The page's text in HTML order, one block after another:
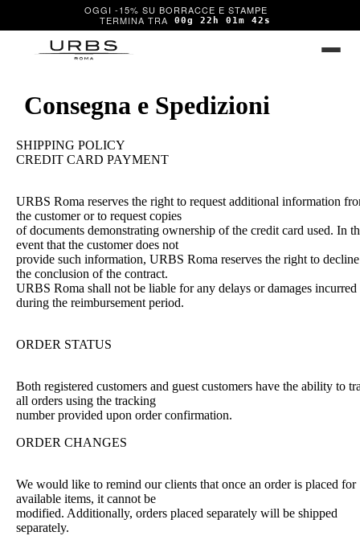
OGGI -15% SU BORRACCE E STAMPE
00g 22h 01m 41s
Consegna e Spedizioni
SHIPPING POLICY
CREDIT CARD PAYMENT
URBS Roma reserves the right to request additional information
the customer or to request copies
of documents demonstrating ownership of the credit card used. In
event that the customer does not
provide such information, URBS Roma reserves the right to decline
the conclusion of the contract.
URBS Roma shall not be liable for any delays or damages incurred
during the reimbursement period.
ORDER STATUS
Both registered customers and guest customers have the ability to
all orders using the tracking
number provided upon order confirmation.
ORDER CHANGES
We would like to remind our clients that once an order is placed for
available items, it cannot be
modified. Additionally, orders placed separately will be shipped
separately.